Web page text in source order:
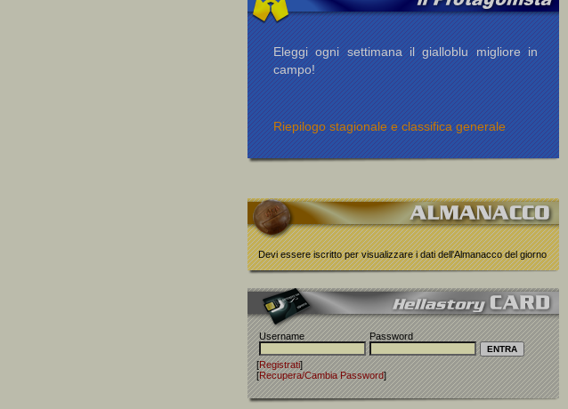
Eleggi ogni settimana il gialloblu migliore in
campo!
Riepilogo stagionale e classifica generale
Devi essere iscritto per visualizzare i dati dell'Almanacco del giorno
Username Password
[Registrati]
[Recupera/Cambia Password]